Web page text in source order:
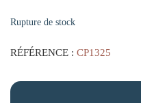
Rupture de stock
RÉFÉRENCE : CP1325